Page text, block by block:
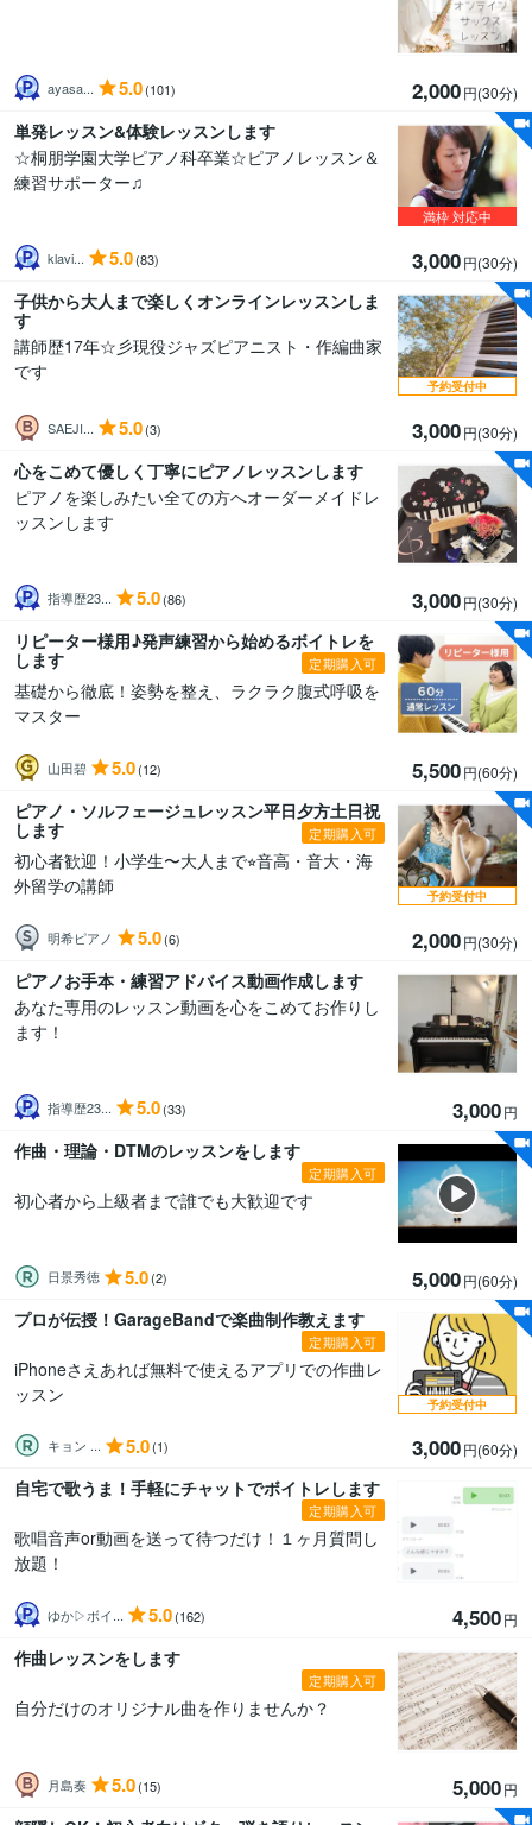
ayasa... 5.0(101) 2,000円(30分)
単発レッスン&体験レッスンします
☆桐朋学園大学ピアノ科卒業☆ピアノレッスン＆
練習サポーター♫
klavi... 5.0(83) 3,000円(30分)
満枠対応中
子供から大人まで楽しくオンラインレッスンしま
す
講師歴17年☆彡現役ジャズピアニスト・作編曲家
です
SAEJI... 5.0(3) 3,000円(30分)
予約受付中
心をこめて優しく丁寧にピアノレッスンします
ピアノを楽しみたい全ての方へオーダーメイドレ
ッスンします
指導歴23... 5.0(86) 3,000円(30分)
リピーター様用♪発声練習から始めるボイトレを
します
定期購入可
基礎から徹底！姿勢を整え、ラクラク腹式呼吸を
マスター
山田碧 5.0(12) 5,500円(60分)
ピアノ・ソルフェージュレッスン平日夕方土日祝
します
定期購入可
初心者歓迎！小学生〜大人まで⭐︎音高・音大・海
外留学の講師
明希ピアノ 5.0(6) 2,000円(30分)
予約受付中
ピアノお手本・練習アドバイス動画作成します
あなた専用のレッスン動画を心をこめてお作りし
ます！
指導歴23... 5.0(33) 3,000円
作曲・理論・DTMのレッスンをします
定期購入可
初心者から上級者まで誰でも大歓迎です
日景秀徳 5.0(2) 5,000円(60分)
プロが伝授！GarageBandで楽曲制作教えます
定期購入可
iPhoneさえあれば無料で使えるアプリでの作曲レ
ッスン
キョン ... 5.0(1) 3,000円(60分)
予約受付中
自宅で歌うま！手軽にチャットでボイトレします
定期購入可
歌唱音声or動画を送って待つだけ！１ヶ月質問し
放題！
ゆか▷ボイ... 5.0(162) 4,500円
作曲レッスンをします
定期購入可
自分だけのオリジナル曲を作りませんか？
月島奏 5.0(15) 5,000円